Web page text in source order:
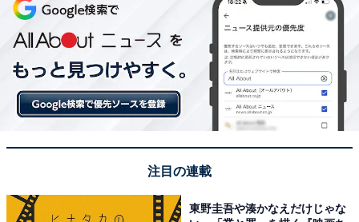
同率3位：竈門炭治郎（『鬼滅の刃』）
注目の連載
東野圭吾や湊かなえだけじゃな